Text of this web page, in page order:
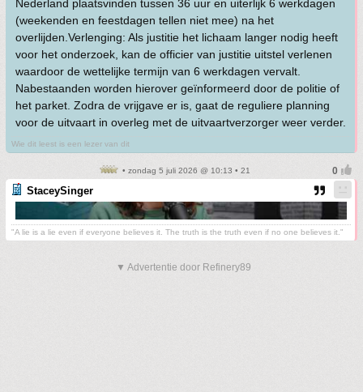
Nederland plaatsvinden tussen 36 uur en uiterlijk 6 werkdagen
(weekenden en feestdagen tellen niet mee) na het
overlijden.Verlenging: Als justitie het lichaam langer nodig heeft
voor het onderzoek, kan de officier van justitie uitstel verlenen
waardoor de wettelijke termijn van 6 werkdagen vervalt.
Nabestaanden worden hierover geïnformeerd door de politie of
het parket. Zodra de vrijgave er is, gaat de reguliere planning
voor de uitvaart in overleg met de uitvaartverzorger weer verder.
Wie dit leest is een lezer van dit
• zondag 5 juli 2026 @ 10:13 • 21
StaceySinger
"A lie is a lie even if everyone believes it. The truth is the truth even if no one believes it."
▼ Advertentie door Refinery89